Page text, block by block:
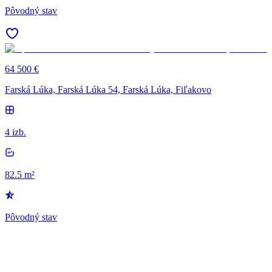
Pôvodný stav
64 500 €
Farská Lúka, Farská Lúka 54, Farská Lúka, Fiľakovo
4 izb.
82.5 m²
Pôvodný stav